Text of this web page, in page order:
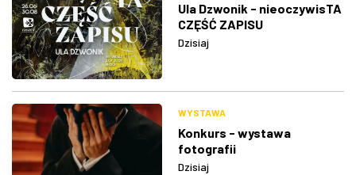
Ula Dzwonik - nieoczywisTA
CZĘŚĆ ZAPISU
Dzisiaj
WYSTAWA
Konkurs - wystawa
fotografii
Dzisiaj